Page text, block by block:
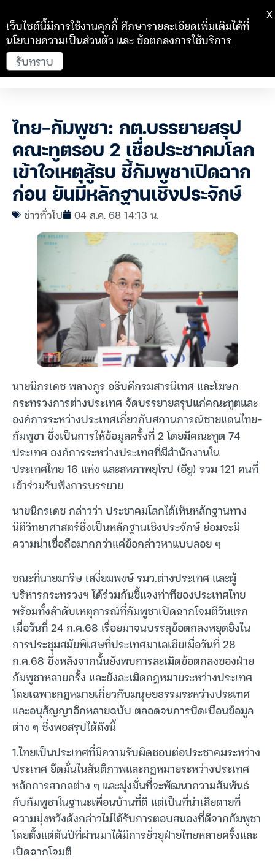
ไทย-กัมพูชา: กต.บรรยายสรุป
คณะทูตรอบ 2 เชื่อประชาคมโลก
เข้าใจเหตุสู้รบ ชี้กัมพูชาเปิดฉาก
ก่อน ยันมีหลักฐานเชิงประจักษ์
ข่าวทั่วไป 04 ส.ค. 68 14:13 น.
นายนิกรเดช พลางกูร อธิบดีกรมสารนิเทศ และโฆษก
กระทรวงการต่างประเทศ จัดบรรยายสรุปแก่คณะทูตและ
องค์การระหว่างประเทศเกี่ยวกับสถานการณ์ชายแดนไทย-
กัมพูชา ซึ่งเป็นการให้ข้อมูลครั้งที่ 2 โดยมีคณะทูต 74
ประเทศ องค์การระหว่างประเทศที่มีสำนักงานใน
ประเทศไทย 16 แห่ง และสหภาพยุโรป (อียู) รวม 121 คนที่
เข้าร่วมรับฟังการบรรยาย
นายนิกรเดช กล่าวว่า ประชาคมโลกได้เห็นหลักฐานทาง
นิติวิทยาศาสตร์ซึ่งเป็นหลักฐานเชิงประจักษ์ ย่อมจะมี
ความน่าเชื่อถือมากกว่าแค่ข้อกล่าวหาแบบลอย ๆ
ขณะที่นายมาริษ เสงี่ยมพงษ์ รมว.ต่างประเทศ และผู้
บริหารกระทรวงฯ ได้ร่วมกันชี้แจงท่าทีของประเทศไทย
พร้อมทั้งลำดับเหตุการณ์ที่กัมพูชาเปิดฉากโจมตีวันแรก
เมื่อวันที่ 24 ก.ค.68 เรื่อยมาจนบรรลุข้อตกลงหยุดยิงใน
การประชุมสมัยพิเศษที่ประเทศมาเลเซียเมื่อวันที่ 28
ก.ค.68 ซึ่งหลังจากนั้นยังพบการละเมิดข้อตกลงของฝ่าย
กัมพูชาหลายครั้ง และยังละเมิดกฎหมายระหว่างประเทศ
โดยเฉพาะกฎหมายเกี่ยวกับมนุษยธรรมระหว่างประเทศ
และอนุสัญญาอีกหลายฉบับ ตลอดจนการบิดเบือนข้อมูล
ต่าง ๆ ซึ่งพอสรุปได้ดังนี้
1.ไทยเป็นประเทศที่มีความรับผิดชอบต่อประชาคมระหว่าง
ประเทศ ยึดมั่นในสันติภาพและกฎหมายระหว่างประเทศ
หลักการสากลต่าง ๆ และมุ่งมั่นที่จะพัฒนาความสัมพันธ์
กับกัมพูชาในฐานะเพื่อนบ้านที่ดี แต่เป็นที่น่าเสียดายที่
ความมุ่งหวังดังกล่าวไม่ได้รับการตอบสนองที่ดีจากกัมพูชา
โดยตั้งแต่ต้นปีที่ผ่านมาได้มีการยั่วยุฝ่ายไทยหลายครั้งและ
เปิดฉากโจมตี
เว็บไซต์นี้มีการใช้งานคุกกี้ ศึกษารายละเอียดเพิ่มเติมได้ที่
นโยบายความเป็นส่วนตัว และข้อตกลงการใช้บริการ
รับทราบ
X